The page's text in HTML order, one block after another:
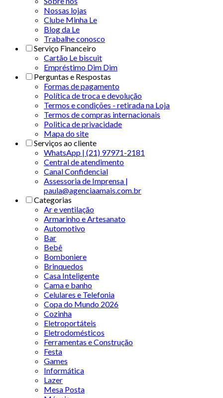
Nossas lojas
Clube Minha Le
Blog da Le
Trabalhe conosco
Serviço Financeiro
Cartão Le biscuit
Empréstimo Dim Dim
Perguntas e Respostas
Formas de pagamento
Política de troca e devolução
Termos e condições - retirada na Loja
Termos de compras internacionais
Politica de privacidade
Mapa do site
Serviços ao cliente
WhatsApp | (21) 97971-2181
Central de atendimento
Canal Confidencial
Assessoria de Imprensa |
paula@agenciaamais.com.br
Categorias
Ar e ventilação
Armarinho e Artesanato
Automotivo
Bar
Bebê
Bomboniere
Brinquedos
Casa Inteligente
Cama e banho
Celulares e Telefonia
Copa do Mundo 2026
Cozinha
Eletroportáteis
Eletrodomésticos
Ferramentas e Construção
Festa
Games
Informática
Lazer
Mesa Posta